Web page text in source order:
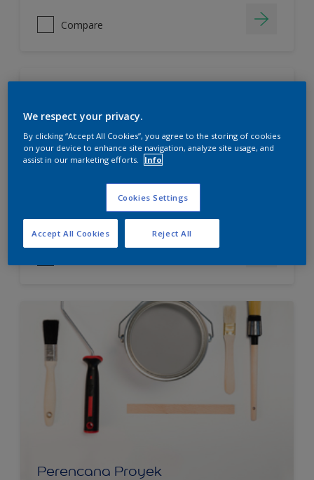
Compare
Diamond Finish
HIGH OPACITY
HIGH COVERAGE
Hubungi 0811 1952 2888 (ask dulux) untuk informasi
Perencana Proyek
We respect your privacy.
By clicking “Accept All Cookies”, you agree to the storing of cookies
on your device to enhance site navigation, analyze site usage, and
assist in our marketing efforts.
Info
Cookies Settings
Reject All
Accept All Cookies